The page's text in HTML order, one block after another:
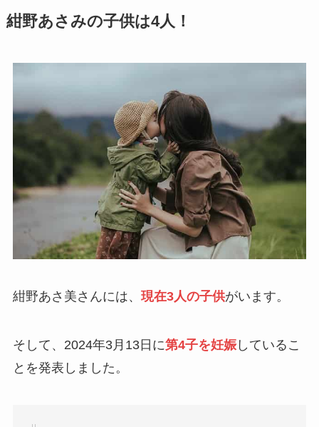
紺野あさみの子供は4人！
紺野あさ美さんには、 現在3人の子供がいます。
そして、2024年3月13日に第4子を妊娠しているこ
とを発表しました。